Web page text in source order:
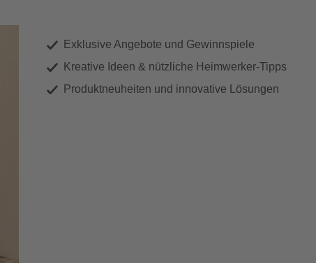
Exklusive Angebote und Gewinnspiele
Kreative Ideen & nützliche Heimwerker-Tipps
Produktneuheiten und innovative Lösungen